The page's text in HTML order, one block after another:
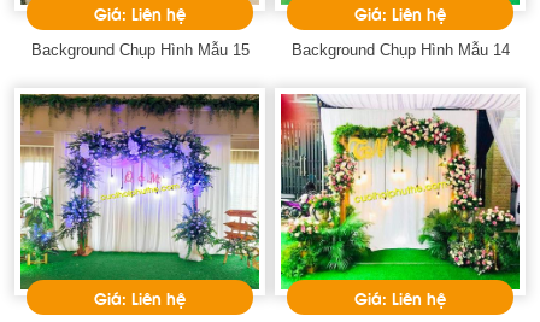
Giá: Liên hệ
Background Chụp Hình Mẫu 15
Giá: Liên hệ
Background Chụp Hình Mẫu 14
Giá: Liên hệ Giá: Liên hệ